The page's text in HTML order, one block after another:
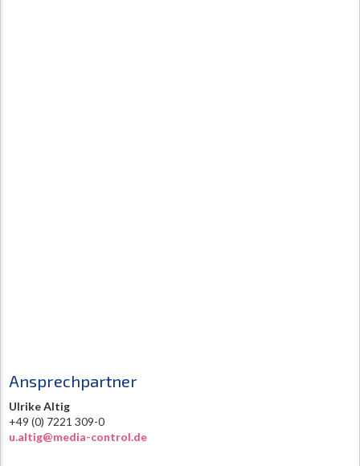
Ansprechpartner
Ulrike Altig
+49 (0) 7221 309-0
u.altig@media-control.de